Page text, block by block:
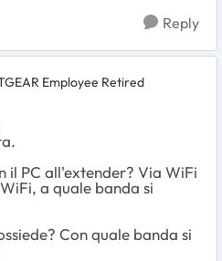
Reply
Employee Retired
il PC all'extender? Via WiFi
a quale banda si
Con quale banda si